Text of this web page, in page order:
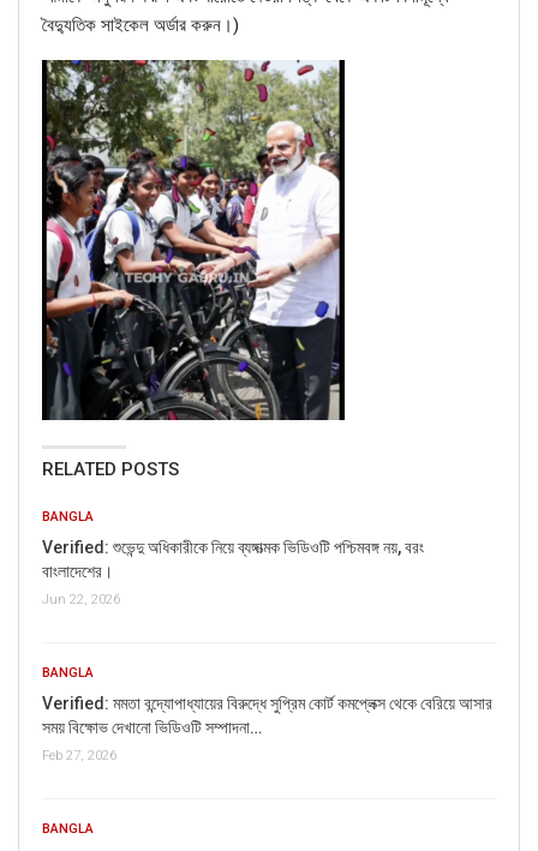
বৈদ্যুতিক সাইকেল অর্ডার করুন।)‌
RELATED POSTS
BANGLA
Verified: শুভেন্দু অধিকারীকে নিয়ে ব্যঙ্গাত্মক ভিডিওটি পশ্চিমবঙ্গ নয়, বরং
বাংলাদেশের।
Jun 22, 2026
BANGLA
Verified: মমতা বন্দ্যোপাধ্যায়ের বিরুদ্ধে সুপ্রিম কোর্ট কমপ্লেক্স থেকে বেরিয়ে আসার
সময় বিক্ষোভ দেখানো ভিডিওটি সম্পাদনা…
Feb 27, 2026
BANGLA